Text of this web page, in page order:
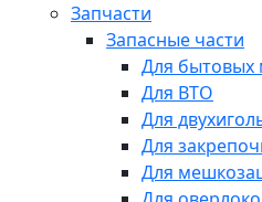
Запчасти
Запасные части
Для бытовых
Для ВТО
Для
Для
Для